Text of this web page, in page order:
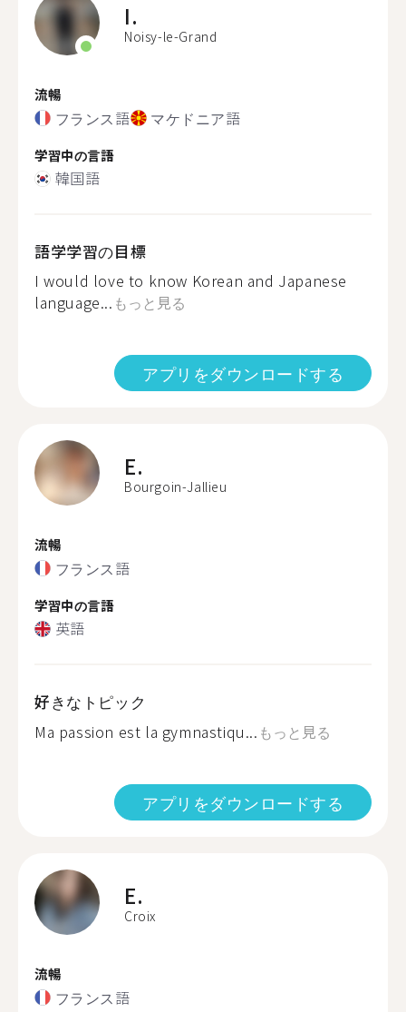
I.
Noisy-le-Grand
流暢
フランス語 マケドニア語
学習中の言語
韓国語
語学学習の目標
I would love to know Korean and Japanese
language... もっと見る
アプリをダウンロードする
E.
Bourgoin-Jallieu
流暢
フランス語
学習中の言語
英語
好きなトピック
Ma passion est la gymnastiqu... もっと見る
アプリをダウンロードする
E.
Croix
流暢
フランス語